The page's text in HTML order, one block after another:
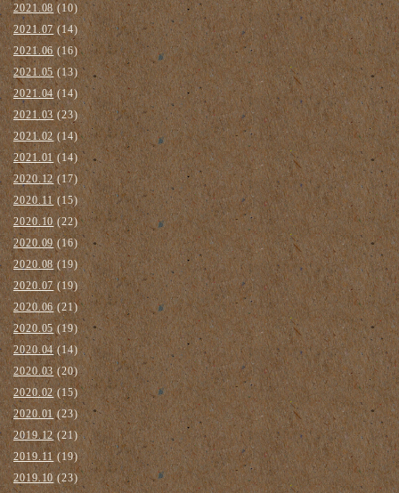
2021.08(10)
2021.07(14)
2021.06 (16)
2021.05(13)
2021.04 (14)
2021.03(23)
2021.02 (14)
2021.01(14)
2020.12(17)
2020.11 (15)
2020.10 (22)
2020.09(16)
2020.08(19)
2020.07(19)
2020.06 (21)
2020.05(19)
2020.04(14)
2020.03(20)
2020.02(15)
2020.01(23)
2019.12(21)
2019.11(19)
2019.10(23)